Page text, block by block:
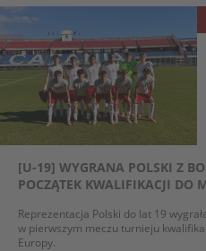
[U-19] WYGRANA POLSKI Z
POCZĄTEK KWALIFIKACJI DO
Reprezentacja Polski do lat 19
w pierwszym meczu turnieju
Europy.